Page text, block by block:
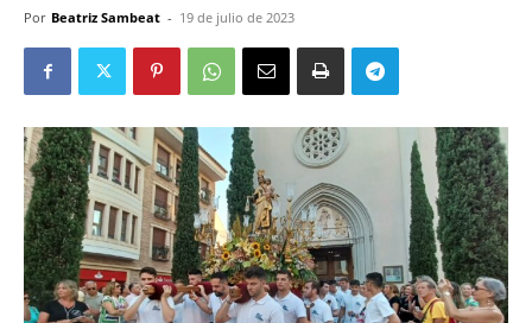
Por Beatriz Sambeat - 19 de julio de 2023